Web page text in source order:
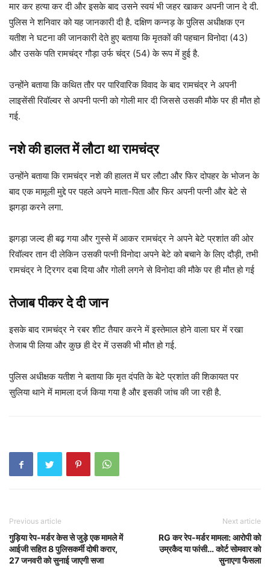
मार कर हत्या कर दी और इसके बाद उसने स्वयं भी जहर खाकर अपनी जान दे दी.
पुलिस ने शनिवार को यह जानकारी दी है. दक्षिण कन्नड़ के पुलिस अधीक्षक एन
यतीश ने घटना की जानकारी देते हुए बताया कि मृतकों की पहचान विनोदा (43)
और उसके पति रामचंद्र गौड़ा उर्फ चंद्र (54) के रूप में हुई है.
उन्होंने बताया कि कथित तौर पर पारिवारिक विवाद के बाद रामचंद्र ने अपनी
लाइसेंसी रिवॉल्वर से अपनी पत्नी को गोली मार दी जिससे उसकी मौके पर ही मौत हो
गई.
नशे की हालत में लौटा था रामचंद्र
उन्होंने बताया कि रामचंद्र नशे की हालत में घर लौटा और फिर दोपहर के भोजन के
बाद एक मामूली मुद्दे पर पहले अपने माता-पिता और फिर अपनी पत्नी और बेटे से
झगड़ा करने लगा.
झगड़ा जल्द ही बढ़ गया और गुस्से में आकर रामचंद्र ने अपने बेटे प्रशांत की ओर
रिवॉल्वर तान दी लेकिन उसकी पत्नी विनोदा अपने बेटे को बचाने के लिए दौड़ी, तभी
रामचंद्र ने ट्रिगर दबा दिया और गोली लगने से विनोदा की मौके पर ही मौत हो गई
तेजाब पीकर दे दी जान
इसके बाद रामचंद्र ने रबर शीट तैयार करने में इस्तेमाल होने वाला घर में रखा
तेजाब पी लिया और कुछ ही देर में उसकी भी मौत हो गई.
पुलिस अधीक्षक यतीश ने बताया कि मृत दंपति के बेटे प्रशांत की शिकायत पर
सुलिया थाने में मामला दर्ज किया गया है और इसकी जांच की जा रही है.
Previous article
गुड़िया रेप-मर्डर केस से जुड़े एक मामले में
आईजी सहित 8 पुलिसकर्मी दोषी करार,
27 जनवरी को सुनाई जाएगी सजा
Next article
RG कर रेप-मर्डर मामला: आरोपी को
उम्रकैद या फांसी… कोर्ट सोमवार को
सुनाएगा फैसला